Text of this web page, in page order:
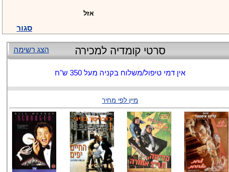
אזל
סגור
הצג רשימה סרטי קומדיה למכירה
אין דמי טיפול/משלוח בקניה מעל 350 ש"ח
מיין לפי מחיר